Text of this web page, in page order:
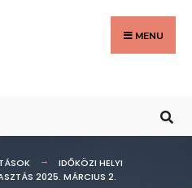
MENU
IDŐKÖZI HELYI
2025. MÁRCIUS 2.